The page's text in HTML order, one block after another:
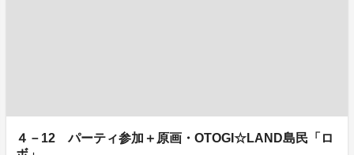
４－12 パーティ参加＋原画・OTOGI☆LAND島民「ロ